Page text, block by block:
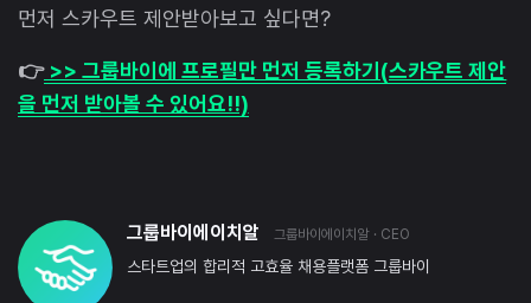
먼저 스카우트 제안받아보고 싶다면?
👉>> 그룹바이에 프로필만 먼저 등록하기(스카우트 제안
을 먼저 받아볼 수 있어요!!)
그룹바이에이치알 그룹바이에이치알 · CEO
스타트업의 합리적 고효율 채용플랫폼 그룹바이